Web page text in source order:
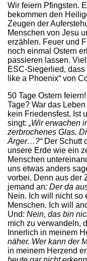
Wir feiern Pfingsten.
bekommen den
Zeugen der
Menschen von Jesu
erzählen. Feuer und
noch einmal Ostern
passieren lassen.
ESC-Siegerlied,
like a Phoenix“ von
50 Tage Ostern
Tage? War das
kein Friedensfest. Ist
singt: „Wir erwachen
zerbrochenes Glas.
Ärger…?“Der Schutt
unsere Erde wie ein
Menschen
uns etwas anders
vorbei. Denn aus der
jemand an: Der da
Nein. Ich will nicht so
Menschen. Ich will
Und: Nein, das bin
mich zu verwandeln,
Innerlich in meinem
näher. Wer kann der
in meinem Herzend